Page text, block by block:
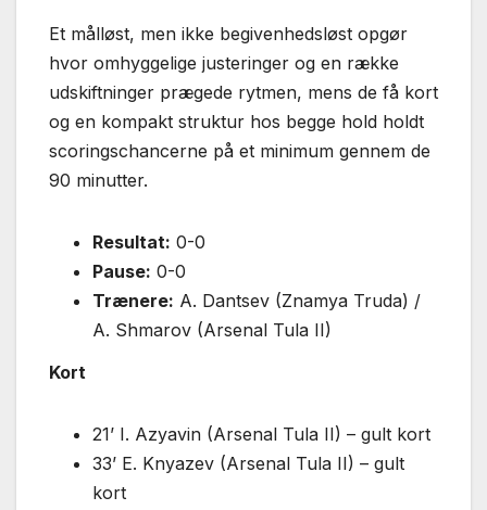
Et målløst, men ikke begivenhedsløst opgør
hvor omhyggelige justeringer og en række
udskiftninger prægede rytmen, mens de få kort
og en kompakt struktur hos begge hold holdt
scoringschancerne på et minimum gennem de
90 minutter.
Resultat: 0-0
Pause: 0-0
Trænere: A. Dantsev (Znamya Truda) /
A. Shmarov (Arsenal Tula II)
Kort
21’ I. Azyavin (Arsenal Tula II) – gult kort
33’ E. Knyazev (Arsenal Tula II) – gult
kort